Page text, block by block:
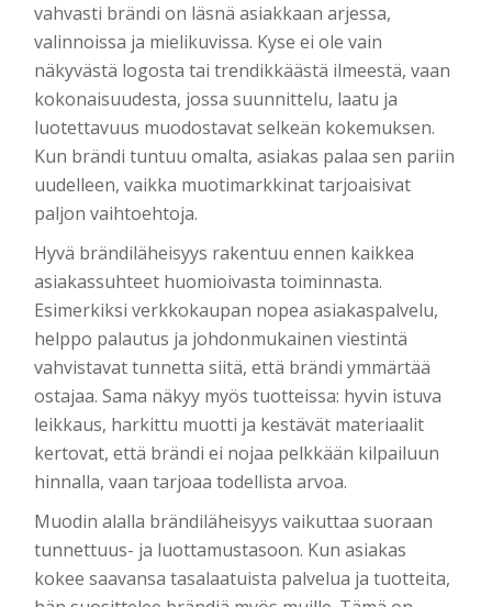
vahvasti brändi on läsnä asiakkaan arjessa,
valinnoissa ja mielikuvissa. Kyse ei ole vain
näkyvästä logosta tai trendikkäästä ilmeestä, vaan
kokonaisuudesta, jossa suunnittelu, laatu ja
luotettavuus muodostavat selkeän kokemuksen.
Kun brändi tuntuu omalta, asiakas palaa sen pariin
uudelleen, vaikka muotimarkkinat tarjoaisivat
paljon vaihtoehtoja.
Hyvä brändiläheisyys rakentuu ennen kaikkea
asiakassuhteet huomioivasta toiminnasta.
Esimerkiksi verkkokaupan nopea asiakaspalvelu,
helppo palautus ja johdonmukainen viestintä
vahvistavat tunnetta siitä, että brändi ymmärtää
ostajaa. Sama näkyy myös tuotteissa: hyvin istuva
leikkaus, harkittu muotti ja kestävät materiaalit
kertovat, että brändi ei nojaa pelkkään kilpailuun
hinnalla, vaan tarjoaa todellista arvoa.
Muodin alalla brändiläheisyys vaikuttaa suoraan
tunnettuus- ja luottamustasoon. Kun asiakas
kokee saavansa tasalaatuista palvelua ja tuotteita,